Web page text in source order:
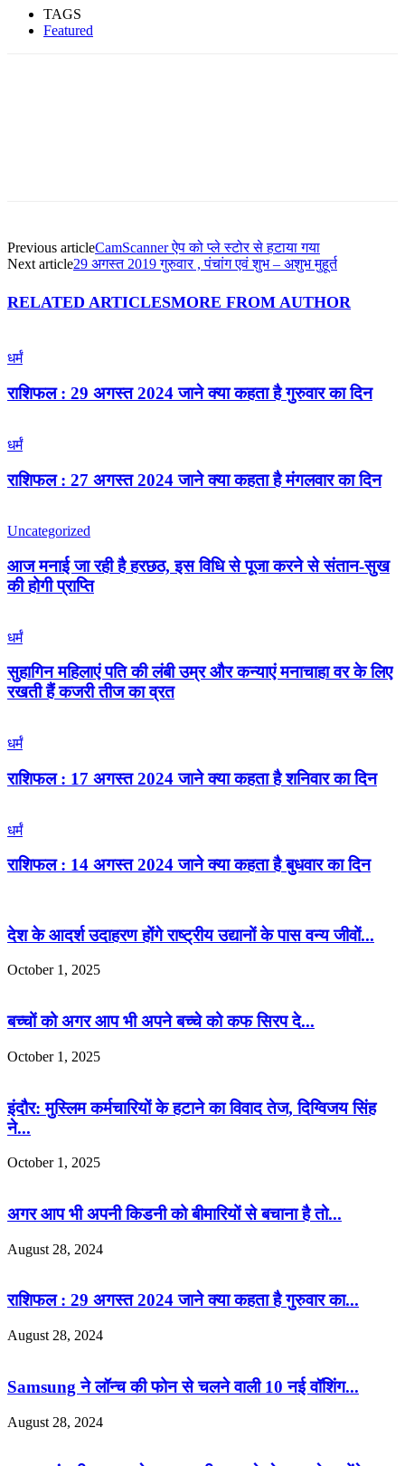
TAGS
Featured
Previous articleCamScanner ऐप को प्ले स्टोर से हटाया गया
Next article29 अगस्त 2019 गुरुवार , पंचांग एवं शुभ – अशुभ मुहूर्त
RELATED ARTICLESMORE FROM AUTHOR
धर्मं
राशिफल : 29 अगस्त 2024 जाने क्या कहता है गुरुवार का दिन
धर्मं
राशिफल : 27 अगस्त 2024 जाने क्या कहता है मंगलवार का दिन
Uncategorized
आज मनाई जा रही है हरछठ, इस विधि से पूजा करने से संतान-सुख
की होगी प्राप्ति
धर्मं
सुहागिन महिलाएं पति की लंबी उम्र और कन्याएं मनाचाहा वर के लिए
रखती हैं कजरी तीज का व्रत
धर्मं
राशिफल : 17 अगस्त 2024 जाने क्या कहता है शनिवार का दिन
धर्मं
राशिफल : 14 अगस्त 2024 जाने क्या कहता है बुधवार का दिन
देश के आदर्श उदाहरण होंगे राष्ट्रीय उद्यानों के पास वन्य जीवों...
October 1, 2025
बच्चों को अगर आप भी अपने बच्चे को कफ सिरप दे...
October 1, 2025
इंदौर: मुस्लिम कर्मचारियों के हटाने का विवाद तेज, दिग्विजय सिंह
ने...
October 1, 2025
अगर आप भी अपनी किडनी को बीमारियों से बचाना है तो...
August 28, 2024
राशिफल : 29 अगस्त 2024 जाने क्या कहता है गुरुवार का...
August 28, 2024
Samsung ने लॉन्च की फोन से चलने वाली 10 नई वॉशिंग...
August 28, 2024